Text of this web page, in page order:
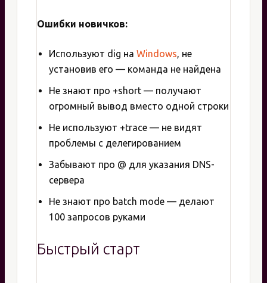
Ошибки новичков:
Используют dig на Windows, не
установив его — команда не найдена
Не знают про +short — получают
огромный вывод вместо одной строки
Не используют +trace — не видят
проблемы с делегированием
Забывают про @ для указания DNS-
сервера
Не знают про batch mode — делают
100 запросов руками
Быстрый старт